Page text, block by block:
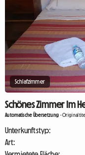
Schlafzimmer
Schönes Zimmer Im
Automatische Übersetzung -Originaltitel
Unterkunftstyp:
Art: